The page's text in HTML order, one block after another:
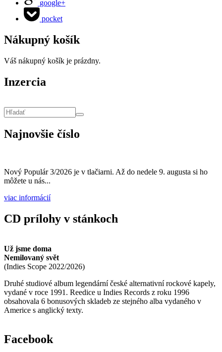
google+
pocket
Nákupný košík
Váš nákupný košík je prázdny.
Inzercia
Najnovšie číslo
Nový Populár 3/2026 je v tlačiarni. Až do nedele 9. augusta si ho
môžete u nás...
viac informácií
CD prílohy v stánkoch
Už jsme doma
Nemilovaný svět
(Indies Scope 2022/2026)
Druhé studiové album legendární české alternativní rockové kapely,
vydané v roce 1991. Reedice u Indies Records z roku 1996
obsahovala 6 bonusových skladeb ze stejného alba vydaného v
Americe s anglický texty.
Facebook